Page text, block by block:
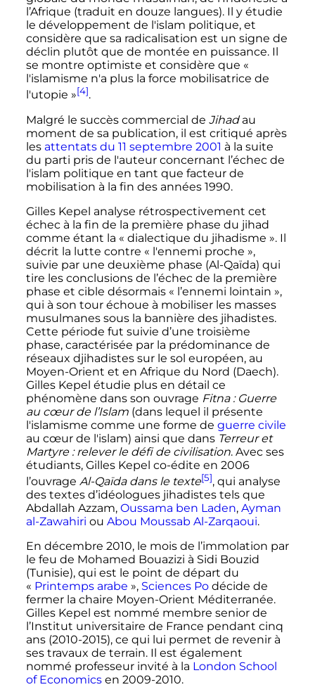
l’Afrique (traduit en douze langues). Il y étudie
le développement de l'islam politique, et
considère que sa radicalisation est un signe de
déclin plutôt que de montée en puissance. Il
se montre optimiste et considère que «
l'islamisme n'a plus la force mobilisatrice de
l'utopie »[4].
Malgré le succès commercial de Jihadau
moment de sa publication, il est critiqué après
les attentats du 11 septembre 2001 à la suite
du parti pris de l'auteur concernant l’échec de
l'islam politique en tant que facteur de
mobilisation à la fin des années 1990.
Gilles Kepel analyse rétrospectivement cet
échec à la fin de la première phase du jihad
comme étant la « dialectique du jihadisme ». Il
décrit la lutte contre « l'ennemi proche »,
suivie par une deuxième phase (Al-Qaïda) qui
tire les conclusions de l’échec de la première
phase et cible désormais « l’ennemi lointain »,
qui à son tour échoue à mobiliser les masses
musulmanes sous la bannière des jihadistes.
Cette période fut suivie d’une troisième
phase, caractérisée par la prédominance de
réseaux djihadistes sur le sol européen, au
Moyen-Orient et en Afrique du Nord (Daech).
Gilles Kepel étudie plus en détail ce
phénomène dans son ouvrage Fitna : Guerre
au cœur de l’Islam(dans lequel il présente
l'islamisme comme une forme de guerre civile
au cœur de l'islam) ainsi que dans Terreur et
Martyre : relever le défi de civilisation. Avec ses
étudiants, Gilles Kepel co-édite en 2006
l’ouvrage Al-Qaïda dans le texte[5], qui analyse
des textes d’idéologues jihadistes tels que
Abdallah Azzam, Oussama ben Laden, Ayman
al-Zawahiri ou Abou Moussab Al-Zarqaoui.
En décembre 2010, le mois de l’immolation par
le feu de Mohamed Bouazizi à Sidi Bouzid
(Tunisie), qui est le point de départ du
« Printemps arabe », Sciences Podécide de
fermer la chaire Moyen-Orient Méditerranée.
Gilles Kepel est nommé membre senior de
l’Institut universitaire de France pendant cinq
ans (2010-2015), ce qui lui permet de revenir à
ses travaux de terrain. Il est également
nommé professeur invité à la London School
of Economicsen 2009-2010.